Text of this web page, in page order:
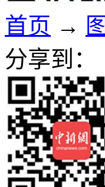
首页 →
分享到：